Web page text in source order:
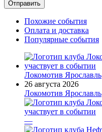
Похожие события
Оплата и доставка
Популярные события
Локомотив Ярославль
26 августа 2026
Локомотив Ярославль
—